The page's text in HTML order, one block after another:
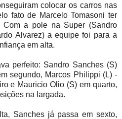
colocar os carros nas
fato de Marcelo Tomasoni ter
Com a pole na Super (Sandro
Alvarez) a equipe foi para a
em alta.
perfeito: Sandro Sanches (S)
segundo, Marcos Philippi (L) -
e Mauricio Olio (S) em quarto,
na largada.
Sanches já passa em sexto,